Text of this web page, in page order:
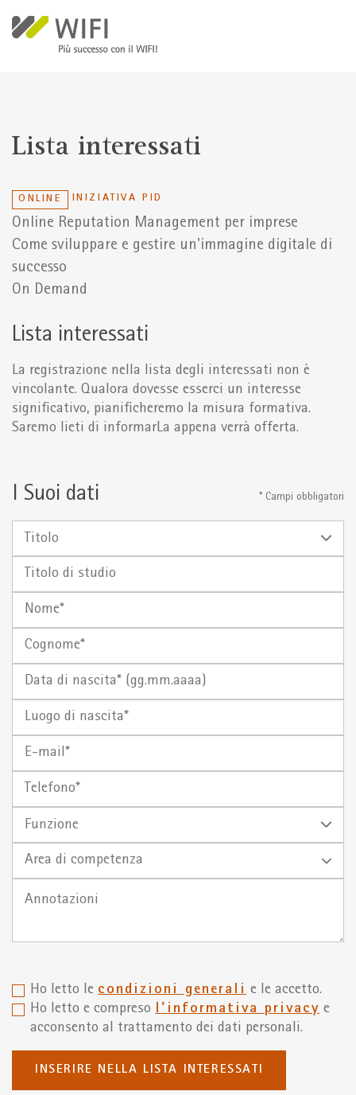
Lista interessati
ONLINE INIZIATIVA PID
Online Reputation Management per imprese
Come sviluppare e gestire un'immagine digitale di
successo
On Demand
Lista interessati
La registrazione nella lista degli interessati non è
vincolante. Qualora dovesse esserci un interesse
significativo, pianificheremo la misura formativa.
Saremo lieti di informarLa appena verrà offerta.
I Suoi dati * Campi obbligatori
Titolo
Titolo
studio
Nome
Cognome
Data di
nascita*
(gg.mm.aaaa)
Luogo
nascita
Telefono*
Funzione
Area di competenza
Ho letto le condizioni generali e le accetto.
Ho letto e compreso l'informativa privacy e
acconsento al trattamento dei dati personali.
INSERIRE NELLA LISTA INTERESSATI